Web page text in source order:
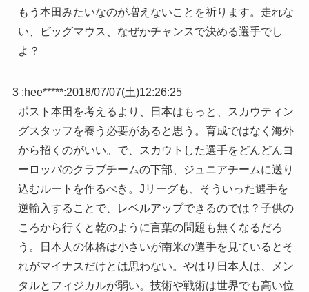
もう本田みたいなのが増えないことを祈ります。走れな
い、ビッグマウス、なぜかチャンスで決める選手でし
よ？
3 :hee*****:2018/07/07(土)12:26:25
ポスト本田を考えるより、日本はもっと、スカウティン
グスタッフを養う必要があると思う。育成ではなく海外
から招くのがいい。で、スカウトした選手をどんどんヨ
ーロッパのクラブチームの下部、ジュニアチームに送り
込むルートを作るべき。Jリーグも、そういった選手を
逆輸入することで、レベルアップできるのでは？子供の
ころから行くと乾のように言葉の問題も無くなるだろ
う。日本人の体格は小さいが南米の選手を見ているとそ
れがマイナスだけとは思わない。やはり日本人は、メン
タルとフィジカルが弱い。技術や戦術は世界でも高い位